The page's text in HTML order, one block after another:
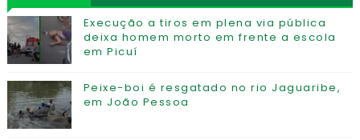
Execução a tiros em plena via pública
deixa homem morto em frente a escola
em Picuí
Peixe-boi é resgatado no rio Jaguaribe,
em João Pessoa